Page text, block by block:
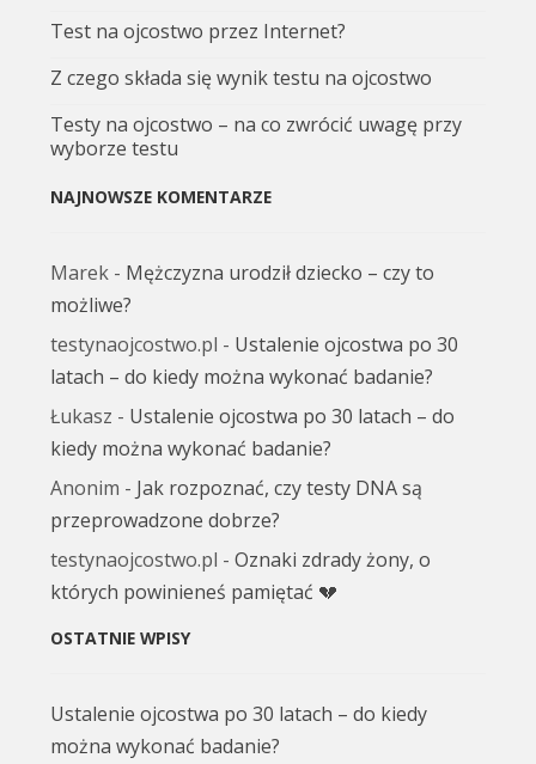
Test na ojcostwo przez Internet?
Z czego składa się wynik testu na ojcostwo
Testy na ojcostwo – na co zwrócić uwagę przy
wyborze testu
NAJNOWSZE KOMENTARZE
Marek - Mężczyzna urodził dziecko – czy to
możliwe?
testynaojcostwo.pl - Ustalenie ojcostwa po 30
latach – do kiedy można wykonać badanie?
Łukasz - Ustalenie ojcostwa po 30 latach – do
kiedy można wykonać badanie?
Anonim - Jak rozpoznać, czy testy DNA są
przeprowadzone dobrze?
testynaojcostwo.pl -Oznaki zdrady żony, o
których powinieneś pamiętać 💔
OSTATNIE WPISY
Ustalenie ojcostwa po 30 latach – do kiedy
można wykonać badanie?